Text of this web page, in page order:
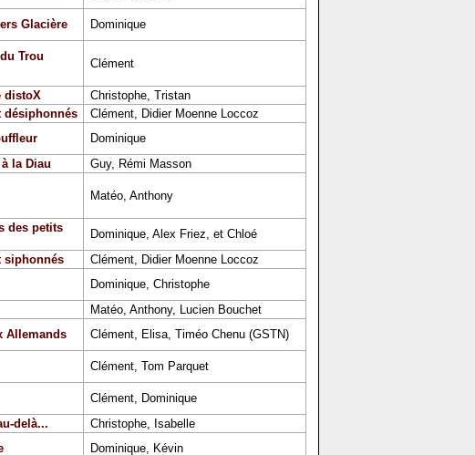
Glacière
Dominique
Trou
Clément
distoX
Christophe, Tristan
désiphonnés
Clément, Didier Moenne Loccoz
Dominique
la Diau
Guy, Rémi Masson
Matéo, Anthony
des petits
Dominique, Alex Friez, et Chloé
siphonnés
Clément, Didier Moenne Loccoz
Dominique, Christophe
Matéo, Anthony, Lucien Bouchet
Allemands
Clément, Elisa, Timéo Chenu (GSTN)
Clément, Tom Parquet
Clément, Dominique
delà...
Christophe, Isabelle
Dominique, Kévin